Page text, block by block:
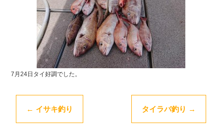
7月24日タイ好調でした。
← イサキ釣り タイラバ釣り →